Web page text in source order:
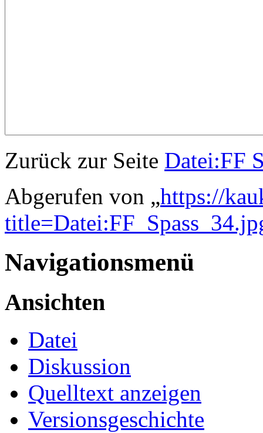
Zurück zur Seite Datei:FF
Abgerufen von „https://
Navigationsmenü
Ansichten
Datei
Diskussion
Quelltext anzeigen
Versionsgeschichte